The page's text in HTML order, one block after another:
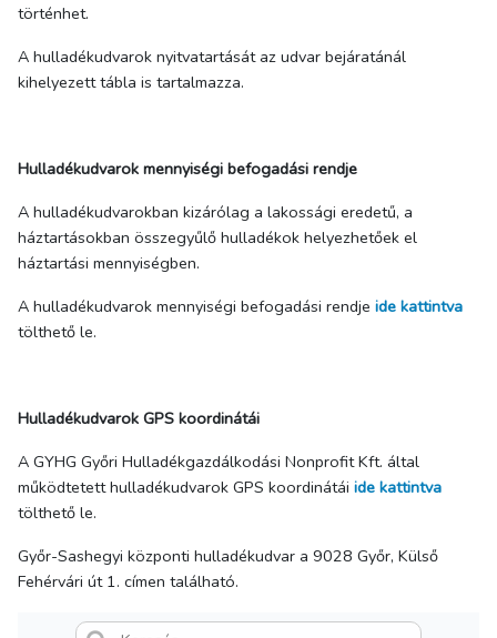
történhet.
A hulladékudvarok nyitvatartását az udvar bejáratánál
kihelyezett tábla is tartalmazza.
Hulladékudvarok mennyiségi befogadási rendje
A hulladékudvarokban kizárólag a lakossági eredetű, a
háztartásokban összegyűlő hulladékok helyezhetőek el
háztartási mennyiségben.
A hulladékudvarok mennyiségi befogadási rendje ide kattintva
tölthető le.
Hulladékudvarok GPS koordinátái
A GYHG Győri Hulladékgazdálkodási Nonprofit Kft. által
működtetett hulladékudvarok GPS koordinátái ide kattintva
tölthető le.
Győr-Sashegyi központi hulladékudvar a 9028 Győr, Külső
Fehérvári út 1. címen található.